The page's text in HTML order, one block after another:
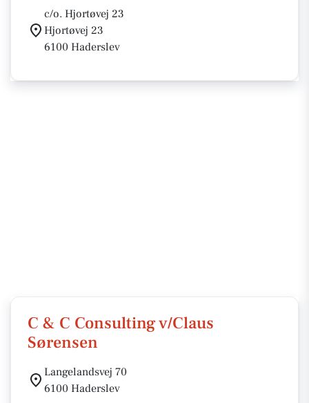
c/o. Hjortøvej 23
Hjortøvej 23
6100 Haderslev
C & C Consulting v/Claus
Sørensen
Langelandsvej 70
6100 Haderslev